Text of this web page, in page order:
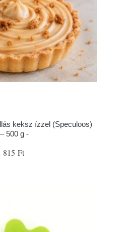
keksz ízzel (Speculoos)
– 500 g -
815 Ft